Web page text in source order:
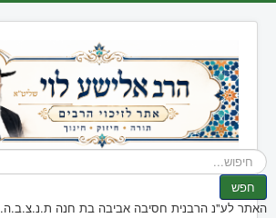
חיפוש...
חפש
האתר לע"נ הרבנית חסיבה אביבה בת חנה ת.נ.צ.ב.ה.